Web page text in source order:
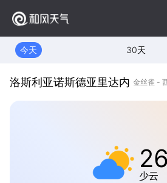
今天 30天
洛斯利亚诺斯德亚里达内 金丝雀 -
少云